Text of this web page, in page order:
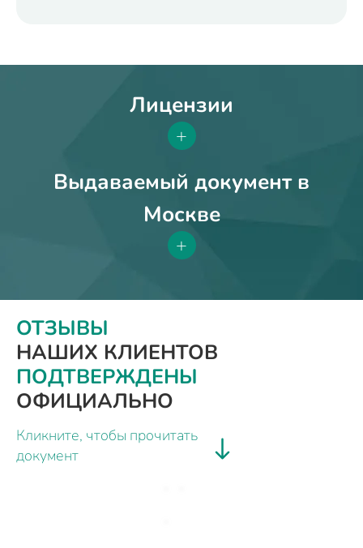
Лицензии
+
Выдаваемый документ в
Москве
+
ОТЗЫВЫ
НАШИХ КЛИЕНТОВ
ПОДТВЕРЖДЕНЫ
ОФИЦИАЛЬНО
Кликните, чтобы прочитать
документ